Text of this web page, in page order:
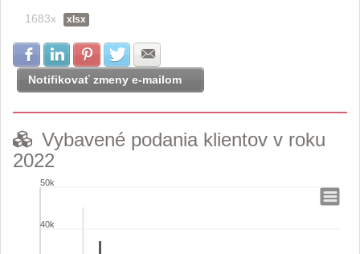
1683x xlsx
Zdielať na Facebook
Zdielať na LinkedIn
Zdielať na Pinterest
Zdielať na Twitter
Notifikovať zmeny e-mailom
Vybavené podania klientov v roku
2022
Vybavené podania klientov v roku 2022
Bar chart with 4 data series.
40k
50k